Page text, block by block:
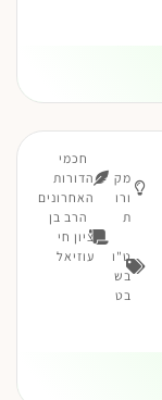
מק
ורו
ת
ט"ו
בש
בט
חכמי
הדורות
האחרונים
הרב בן
ציון חי
עוזיאל